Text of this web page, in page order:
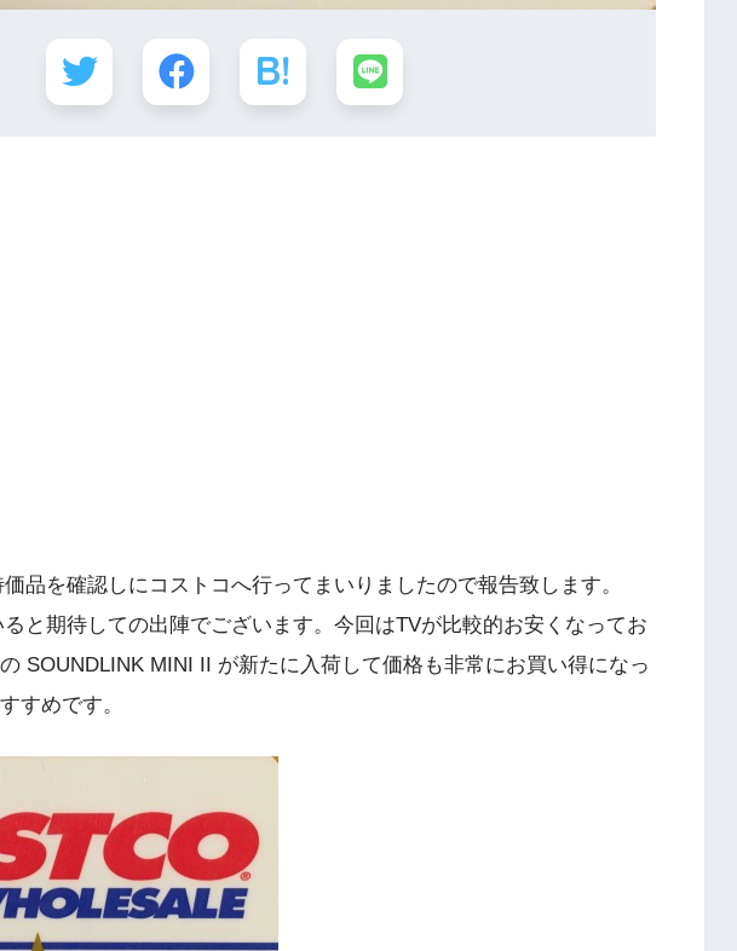
品を確認しにコストコへ行ってまいりましたので報告致します。
と期待しての出陣でございます。今回はTVが比較的お安くなってお
SOUNDLINK MINI II が新たに入荷して価格も非常にお買い得になっ
すめです。